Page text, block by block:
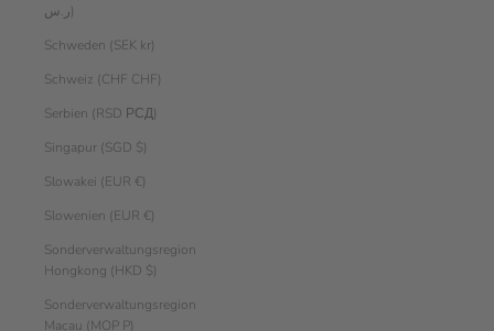
ر.س)
Schweden (SEK kr)
Schweiz (CHF CHF)
Serbien (RSD РСД)
Singapur (SGD $)
Slowakei (EUR €)
Slowenien (EUR €)
Sonderverwaltungsregion
Hongkong (HKD $)
Sonderverwaltungsregion
Macau (MOP P)